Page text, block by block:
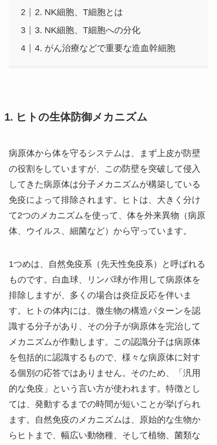
2. NK細胞、T細胞とは
3. NK細胞、T細胞への分化
4. がん治療などで重要な造血幹細胞
1. ヒトの生体防御メカニズム
病原体から体を守るシステムは、まず上皮が防壁
の役割をしていますが、この防壁を突破して侵入
してきた病原体は分子メカニズムが構築している
免疫によって排除されます。ヒトは、大きく分け
て2つのメカニズムを使って、体を外来異物（病原
体、ウイルス、細菌など）から守っています。
1つめは、 自然免疫系 （先天性免疫系）と呼ばれる
ものです。白血球、リンパ球が作用して病原体を
排除しますが、多くの場合は炎症反応を伴いま
す。ヒトの体内には、微生物の構造パターンを認
識する分子があり、その分子が病原体を完治して
メカニズムが作動します。この認識分子は病原体
を包括的に認識するもので、様々な病原体に対す
る個別の応答ではありません。そのため、「汎用
的な免疫」という言い方が使われます。特徴とし
ては、発動するまでの時間が短いことが挙げられ
ます。自然免疫のメカニズムは、原始的な生物か
らヒトまで、幅広い動物種、そして植物、菌類な